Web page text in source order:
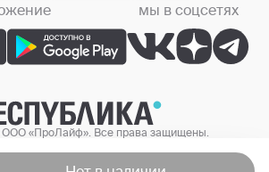
мы в соцсетях
«ПроЛайф». Все права защищены.